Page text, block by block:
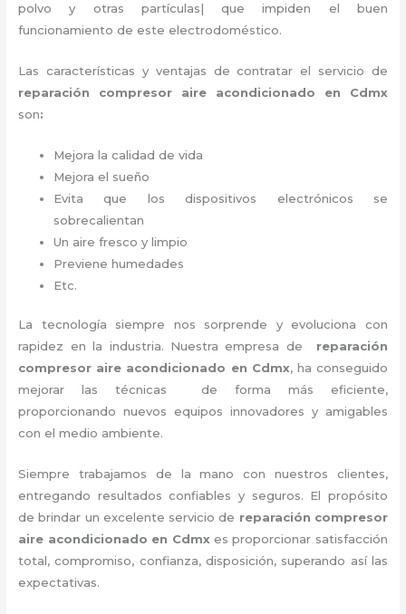
polvo y otras partículas| que impiden el buen
funcionamiento de este electrodoméstico.
Las características y ventajas de contratar el servicio de
reparación compresor aire acondicionado en Cdmx
son:
Mejora la calidad de vida
Mejora el sueño
Evita que los dispositivos electrónicos se
sobrecalientan
Un aire fresco y limpio
Previene humedades
Etc.
La tecnología siempre nos sorprende y evoluciona con
rapidez en la industria. Nuestra empresa de reparación
compresor aire acondicionado en Cdmx, ha conseguido
mejorar las técnicas de forma más eficiente,
proporcionando nuevos equipos innovadores y amigables
con el medio ambiente.
Siempre trabajamos de la mano con nuestros clientes,
entregando resultados confiables y seguros. El propósito
de brindar un excelente servicio de reparación compresor
aire acondicionado en Cdmx es proporcionar satisfacción
total, compromiso, confianza, disposición, superando así las
expectativas.